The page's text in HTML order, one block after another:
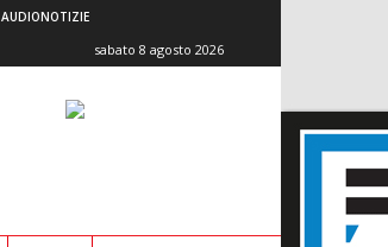
AUDIONOTIZIE
sabato 8 agosto 2026